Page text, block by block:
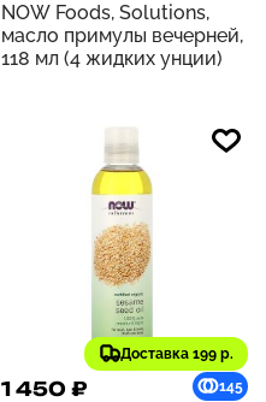
NOW Foods, Solutions,
масло примулы вечерней,
118 мл (4 жидких унции)
Доставка 199 р.
1 450 ₽ 145